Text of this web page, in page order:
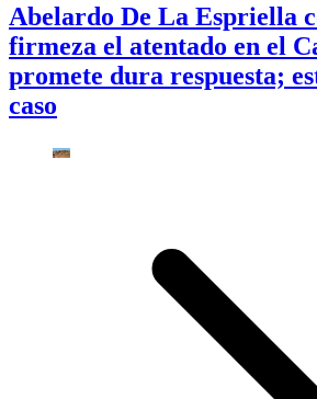
Abelardo De La Espriella
firmeza el atentado en el
promete dura respuesta;
caso